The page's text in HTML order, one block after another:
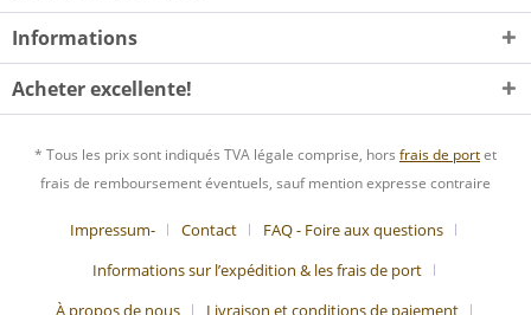
Informations
Acheter excellente!
* Tous les prix sont indiqués TVA légale comprise, hors frais de portet
frais de remboursement éventuels, sauf mention expresse contraire
Impressum- Contact
FAQ - Foire aux questions
Informations sur l’expédition & les frais de port
À propos de nous
Livraison et conditions de paiement